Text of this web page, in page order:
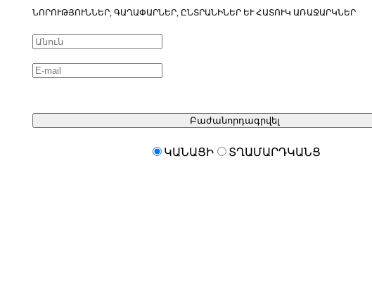
ՆՈՐՈՒԹՅՈՒՆՆԵՐ, ԳԱՂԱՓԱՐՆԵՐ, ԸՆՏՐԱՆԻՆԵՐ ԵՒ ՀԱՏՈՒԿ ԱՌԱՋԱՐԿՆԵՐ
Բաժանորդագրվել
ԿԱՆԱՑԻ ՏՂԱՄԱՐԴԿԱՆՑ